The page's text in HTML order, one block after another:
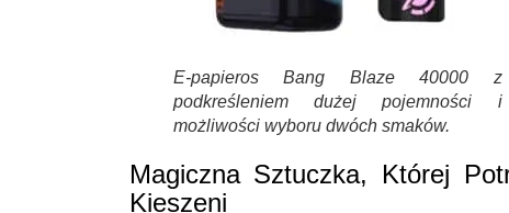
E-papieros Bang Blaze 40000 z
podkreśleniem dużej pojemności i
możliwości wyboru dwóch smaków.
Magiczna Sztuczka, Której
Kieszeni